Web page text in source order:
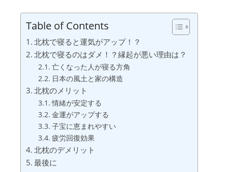
Table of Contents
北枕で寝ると運気がアップ！？
北枕で寝るのはダメ！？縁起が悪い理由は？
亡くなった人が寝る方角
日本の風土と家の構造
北枕のメリット
情緒が安定する
金運がアップする
子宝に恵まれやすい
疲労回復効果
北枕のデメリット
最後に